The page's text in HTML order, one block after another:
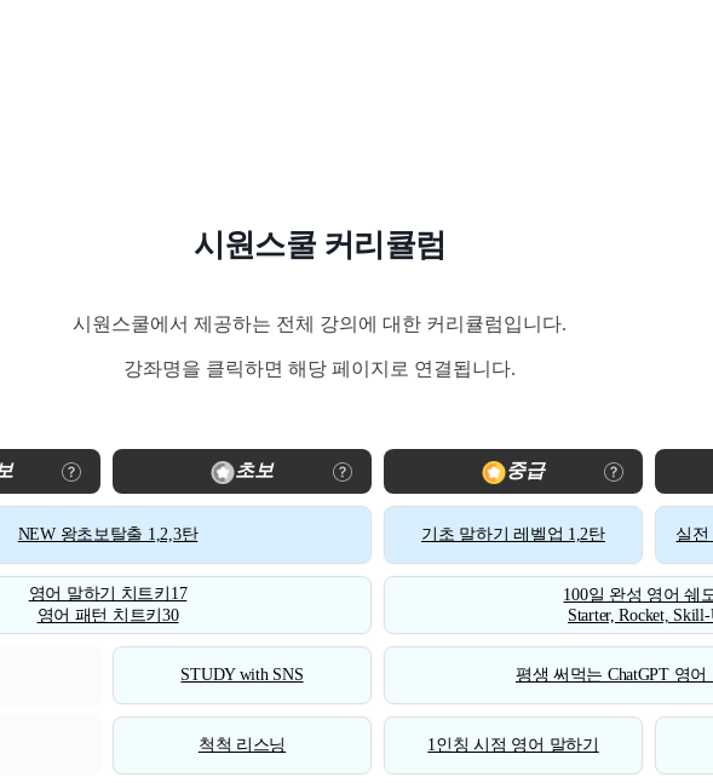
시원스쿨 커리큘럼
시원스쿨에서 제공하는 전체 강의에 대한 커리큘럼입니다.
강좌명을 클릭하면 해당 페이지로 연결됩니다.
초보 중급
NEW 왕초보탈출 1,2,3탄 기초 말하기 레벨업 1,2탄 실전
영어 말하기 치트키17
영어 패턴 치트키30
100일 완성 영어 쉐
Starter, Rocket,
STUDY with SNS 평생 써먹는 ChatGPT 영어
척척 리스닝 1인칭 시점 영어 말하기